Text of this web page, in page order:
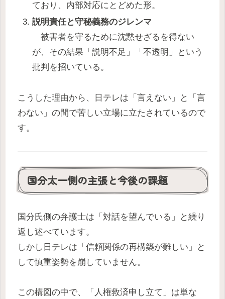
ており、内部対応にとどめた形。
説明責任と守秘義務のジレンマ
被害者を守るために沈黙せざるを得ない
が、その結果「説明不足」「不透明」という
批判を招いている。
こうした理由から、日テレは「言えない」と「言
わない」の間で苦しい立場に立たされているので
す。
国分太一側の主張と今後の課題
国分氏側の弁護士は「対話を望んでいる」と繰り
返し述べています。
しかし日テレは「信頼関係の再構築が難しい」と
して慎重姿勢を崩していません。
この構図の中で、「人権救済申し立て」は単な